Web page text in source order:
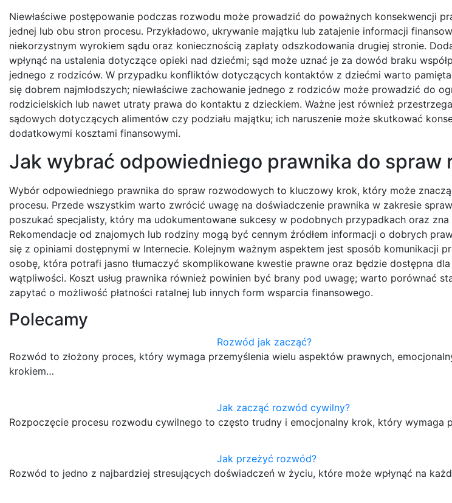
Niewłaściwe postępowanie podczas rozwodu może prowadzić do poważnych konsekwencji
jednej lub obu stron procesu. Przykładowo, ukrywanie majątku lub zatajenie informacji
niekorzystnym wyrokiem sądu oraz koniecznością zapłaty odszkodowania drugiej stronie.
wpłynąć na ustalenia dotyczące opieki nad dziećmi; sąd może uznać je za dowód braku
jednego z rodziców. W przypadku konfliktów dotyczących kontaktów z dziećmi warto
się dobrem najmłodszych; niewłaściwe zachowanie jednego z rodziców może prowadzić do
rodzicielskich lub nawet utraty prawa do kontaktu z dzieckiem. Ważne jest również
sądowych dotyczących alimentów czy podziału majątku; ich naruszenie może skutkować
dodatkowymi kosztami finansowymi.
Jak wybrać odpowiedniego prawnika do spraw
Wybór odpowiedniego prawnika do spraw rozwodowych to kluczowy krok, który może
procesu. Przede wszystkim warto zwrócić uwagę na doświadczenie prawnika w zakresie
poszukać specjalisty, który ma udokumentowane sukcesy w podobnych przypadkach oraz
Rekomendacje od znajomych lub rodziny mogą być cennym źródłem informacji o dobrych
się z opiniami dostępnymi w Internecie. Kolejnym ważnym aspektem jest sposób komunikacji
osobę, która potrafi jasno tłumaczyć skomplikowane kwestie prawne oraz będzie dostępna
wątpliwości. Koszt usług prawnika również powinien być brany pod uwagę; warto porównać
zapytać o możliwość płatności ratalnej lub innych form wsparcia finansowego.
Polecamy
Rozwód jak zacząć?
Rozwód to złożony proces, który wymaga przemyślenia wielu aspektów prawnych,
krokiem…
Jak zacząć rozwód cywilny?
Rozpoczęcie procesu rozwodu cywilnego to często trudny i emocjonalny krok, który wymaga
Jak przeżyć rozwód?
Rozwód to jedno z najbardziej stresujących doświadczeń w życiu, które może wpłynąć na